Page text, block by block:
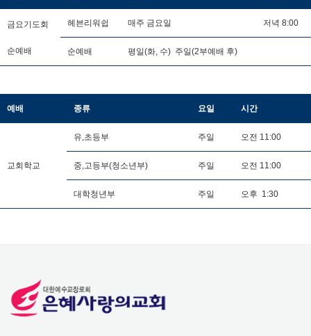
금요기도회
순예배
헤븐리워쉽 매주 금요일 저녁 8:00
순예배 평일(화, 수) 주일(2부예배 후)
예배 종류 요일 시간
교회학교
유,초등부 주일 오전 11:00
중,고등부(청소년부) 주일 오전 11:00
대학청년부 주일 오후 1:30